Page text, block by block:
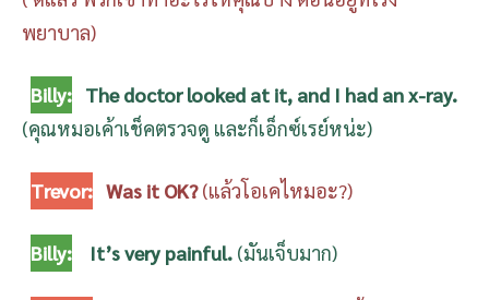
พยาบาล)
Billy: The doctor looked at it, and I had an x-ray.
(คุณหมอเค้าเช็คตรวจดู และก็เอ็กซ์เรย์หน่ะ)
Trevor: Was it OK?(แล้วโอเคไหมอะ?)
Billy: It’s very painful. (มันเจ็บมาก)